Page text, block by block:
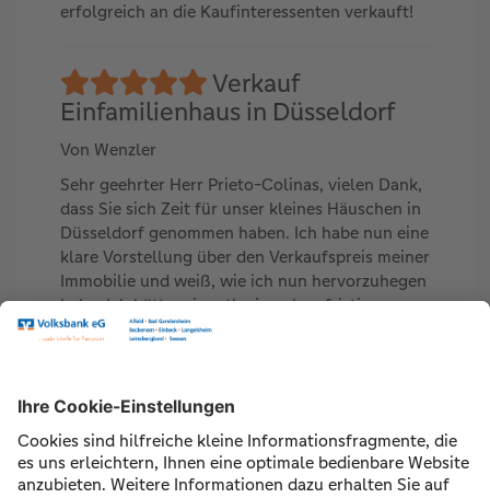
erfolgreich an die Kaufinteressenten verkauft!
Verkauf
Einfamilienhaus in Düsseldorf
Von Wenzler
Sehr geehrter Herr Prieto-Colinas, vielen Dank,
dass Sie sich Zeit für unser kleines Häuschen in
Düsseldorf genommen haben. Ich habe nun eine
klare Vorstellung über den Verkaufspreis meiner
Immobilie und weiß, wie ich nun hervorzuhegen
habe. Ich hätte mir evtl. einen kurzfristigeren
Termin gewünscht. Leider war das aber nicht
zufrieden und würde Sie in jedem Fall
Wenzlker